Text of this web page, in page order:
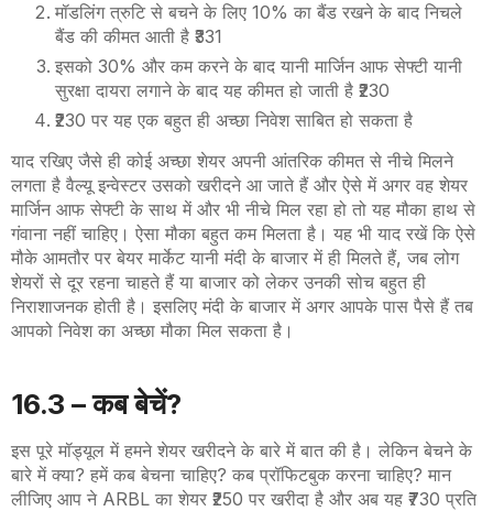
मॉडलिंग त्रुटि से बचने के लिए 10% का बैंड रखने के बाद निचले
बैंड की कीमत आती है ₹331
इसको 30% और कम करने के बाद यानी मार्जिन आफ सेफ्टी यानी
सुरक्षा दायरा लगाने के बाद यह कीमत हो जाती है ₹230
₹230 पर यह एक बहुत ही अच्छा निवेश साबित हो सकता है
याद रखिए जैसे ही कोई अच्छा शेयर अपनी आंतरिक कीमत से नीचे मिलने
लगता है वैल्यू इन्वेस्टर उसको खरीदने आ जाते हैं और ऐसे में अगर वह शेयर
मार्जिन आफ सेफ्टी के साथ में और भी नीचे मिल रहा हो तो यह मौका हाथ से
गंवाना नहीं चाहिए। ऐसा मौका बहुत कम मिलता है। यह भी याद रखें कि ऐसे
मौके आमतौर पर बेयर मार्केट यानी मंदी के बाजार में ही मिलते हैं, जब लोग
शेयरों से दूर रहना चाहते हैं या बाजार को लेकर उनकी सोच बहुत ही
निराशाजनक होती है। इसलिए मंदी के बाजार में अगर आपके पास पैसे हैं तब
आपको निवेश का अच्छा मौका मिल सकता है।
16.3 –कब बेचें?
इस पूरे मॉड्यूल में हमने शेयर खरीदने के बारे में बात की है। लेकिन बेचने के
बारे में क्या? हमें कब बेचना चाहिए? कब प्रॉफिटबुक करना चाहिए? मान
लीजिए आप ने ARBL का शेयर ₹250 पर खरीदा है और अब यह ₹730 प्रति